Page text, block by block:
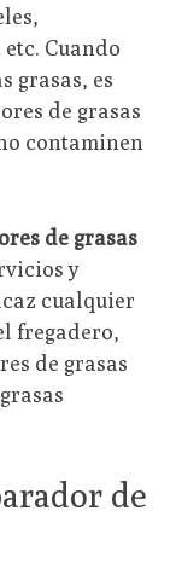
Cuando
grasas, es
de grasas
contaminen
de grasas
y
cualquier
fregadero,
de grasas
de